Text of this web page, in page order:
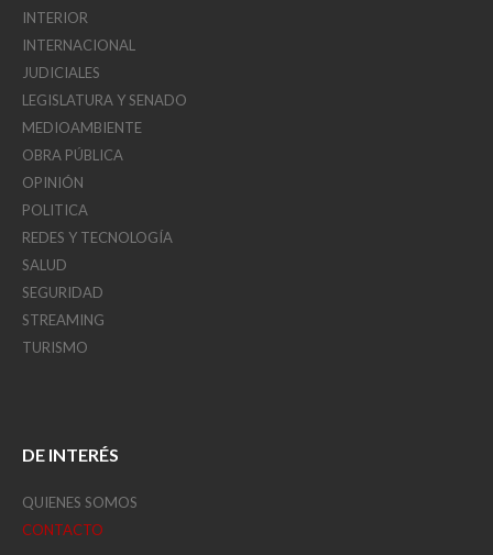
INTERIOR
INTERNACIONAL
JUDICIALES
LEGISLATURA Y SENADO
MEDIOAMBIENTE
OBRA PÚBLICA
OPINIÓN
POLITICA
REDES Y TECNOLOGÍA
SALUD
SEGURIDAD
STREAMING
TURISMO
DE INTERÉS
QUIENES SOMOS
CONTACTO